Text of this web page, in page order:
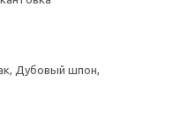
Дубовый шпон,